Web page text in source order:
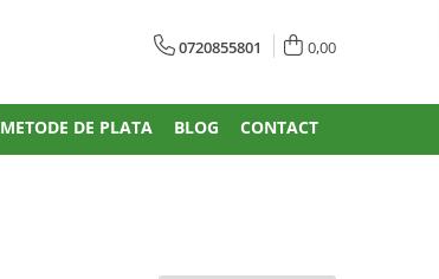
0720855801 0,00
METODE DE PLATA BLOG CONTACT